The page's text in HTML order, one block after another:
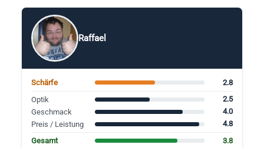
Raffael
Schärfe
2.8
Optik
2.5
Geschmack
4.0
Preis / Leistung
4.8
Gesamt
3.8